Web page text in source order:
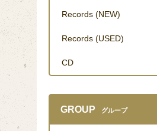
Records (NEW)
Records (USED)
CD
GROUP グループ